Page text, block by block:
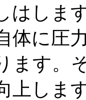
はしま
体に圧
ます。
上しま